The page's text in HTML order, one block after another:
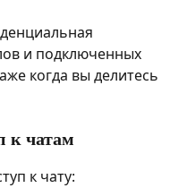
и подключенных
когда вы делитесь
к чатам
к чату: